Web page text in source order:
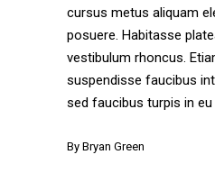
cursus metus aliquam
posuere. Habitasse
vestibulum rhoncus.
suspendisse faucibus
sed faucibus turpis in eu
By Bryan Green